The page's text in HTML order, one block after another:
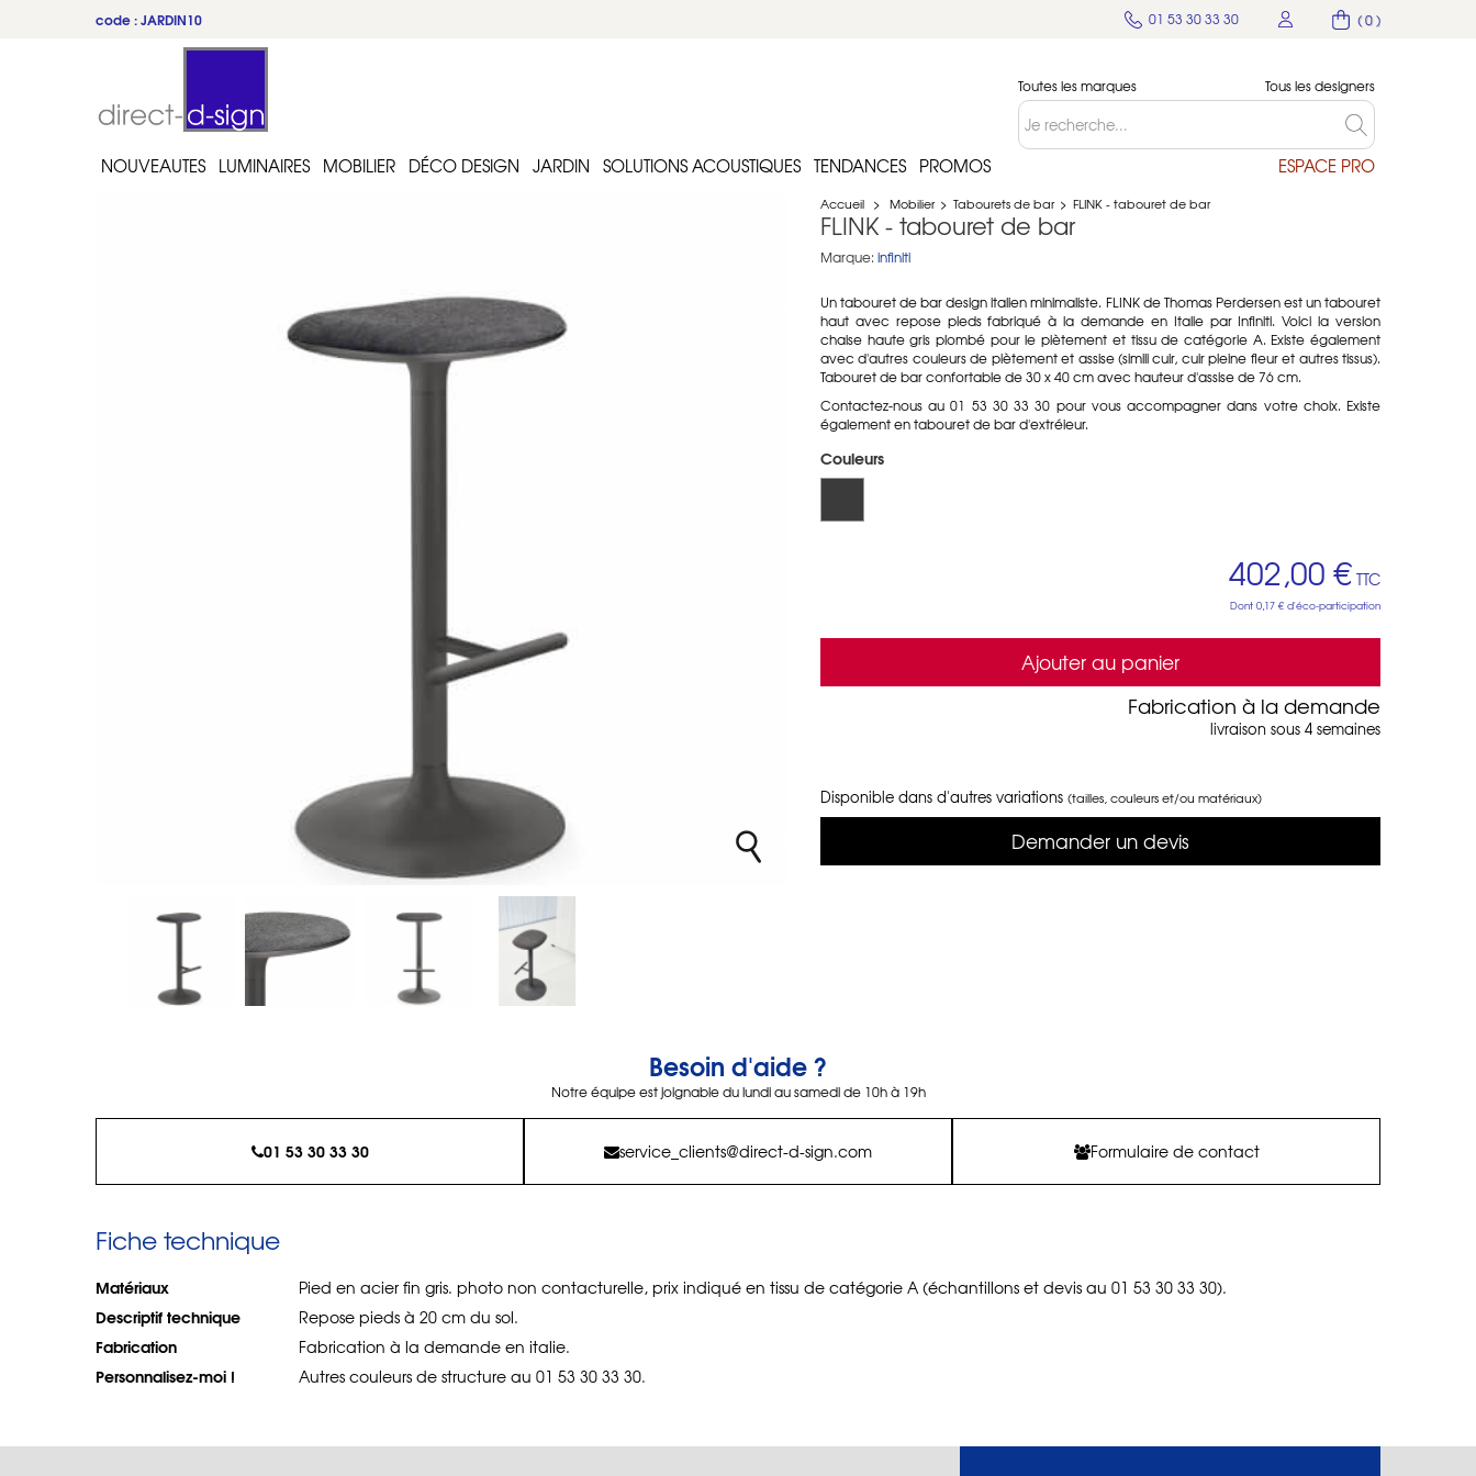
( 0 )
01 53 30 33 30
code : JARDIN10
Toutes les marques Tous les designers
NOUVEAUTES LUMINAIRES MOBILIER DÉCO DESIGN JARDIN SOLUTIONS ACOUSTIQUES TENDANCES PROMOS ESPACE PRO
Accueil > Mobilier > Tabourets de bar > FLINK - tabouret de bar
FLINK - tabouret de bar
Marque: infiniti
Un tabouret de bar design italien minimaliste. FLINK de Thomas Perdersen est un tabouret
haut avec repose pieds fabriqué à la demande en Italie par Infiniti. Voici la version
chaise haute gris plombé pour le piètement et tissu de catégorie A. Existe également
avec d'autres couleurs de piètement et assise (simili cuir, cuir pleine fleur et autres tissus).
Tabouret de bar confortable de 30 x 40 cm avec hauteur d'assise de 76 cm.
Contactez-nous au 01 53 30 33 30 pour vous accompagner dans votre choix. Existe
également en tabouret de bar d'extréieur.
Couleurs
402,00 € TTC
Dont 0,17 € d'éco-participation
Ajouter au panier
Fabrication à la demande
livraison sous 4 semaines
Disponible dans d'autres variations (tailles, couleurs et/ou matériaux)
Demander un devis
Besoin d'aide ?
Notre équipe est joignable du lundi au samedi de 10h à 19h
01 53 30 33 30 service_clients@direct-d-sign.com Formulaire de contact
Fiche technique
Matériaux Pied en acier fin gris. photo non contacturelle, prix indiqué en tissu de catégorie A (échantillons et devis au 01 53 30 33 30).
Descriptif technique Repose pieds à 20 cm du sol.
Fabrication Fabrication à la demande en italie.
Personnalisez-moi ! Autres couleurs de structure au 01 53 30 33 30.